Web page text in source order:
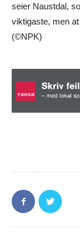
seier Naustdal,
viktigaste, men
(©NPK)